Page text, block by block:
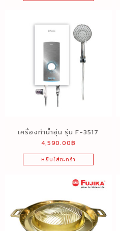
เครื่องทำน้ำอุ่น รุ่น F-3517
4,590.00฿
หยิบใส่ตะกร้า